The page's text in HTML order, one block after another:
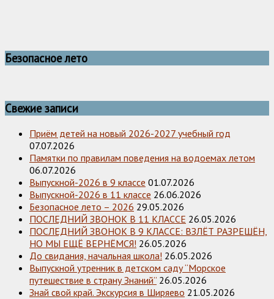
Безопасное лето
Свежие записи
Приём детей на новый 2026-2027 учебный год
07.07.2026
Памятки по правилам поведения на водоемах летом
06.07.2026
Выпускной-2026 в 9 классе 01.07.2026
Выпускной-2026 в 11 классе 26.06.2026
Безопасное лето – 2026 29.05.2026
ПОСЛЕДНИЙ ЗВОНОК В 11 КЛАССЕ 26.05.2026
ПОСЛЕДНИЙ ЗВОНОК В 9 КЛАССЕ: ВЗЛЁТ РАЗРЕШЁН,
НО МЫ ЕЩЁ ВЕРНЁМСЯ! 26.05.2026
До свидания, начальная школа! 26.05.2026
Выпускной утренник в детском саду “Морское
путешествие в страну Знаний” 26.05.2026
Знай свой край. Экскурсия в Ширяево 21.05.2026